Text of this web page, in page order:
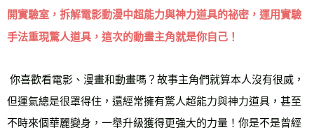
開實驗室，拆解電影動漫中超能力與神力道具的祕密，運用實驗
手法重現驚人道具，這次的動畫主角就是你自己！
你喜歡看電影、漫畫和動畫嗎？故事主角們就算本人沒有很威，
但運氣總是很罩得住，還經常擁有驚人超能力與神力道具，甚至
不時來個華麗變身，一舉升級獲得更強大的力量！你是不是曾經